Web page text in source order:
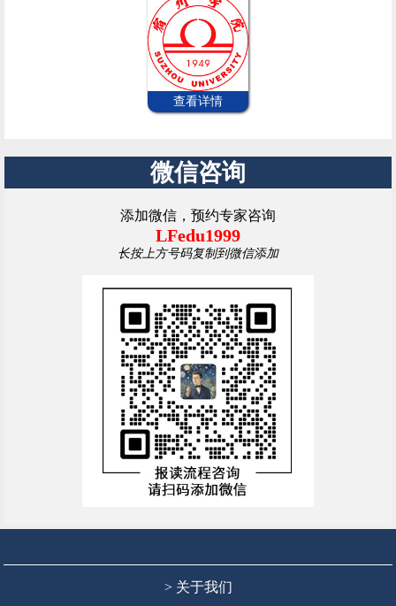
查看详情
微信咨询
添加微信，预约专家咨询
LFedu1999
长按上方号码复制到微信添加
> 关于我们